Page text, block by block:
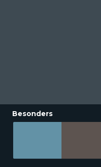
Besonders